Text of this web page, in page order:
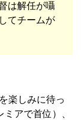
は解任が囁
てチームが
しみに待っ
アで首位）、